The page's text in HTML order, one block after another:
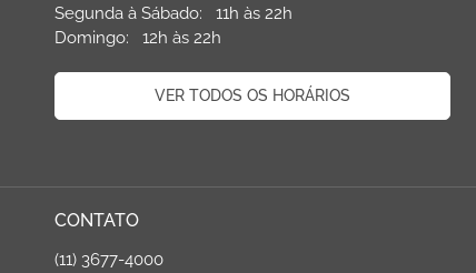
Segunda à Sábado: 11h às 22h
Domingo: 12h às 22h
VER TODOS OS HORÁRIOS
CONTATO
(11) 3677-4000